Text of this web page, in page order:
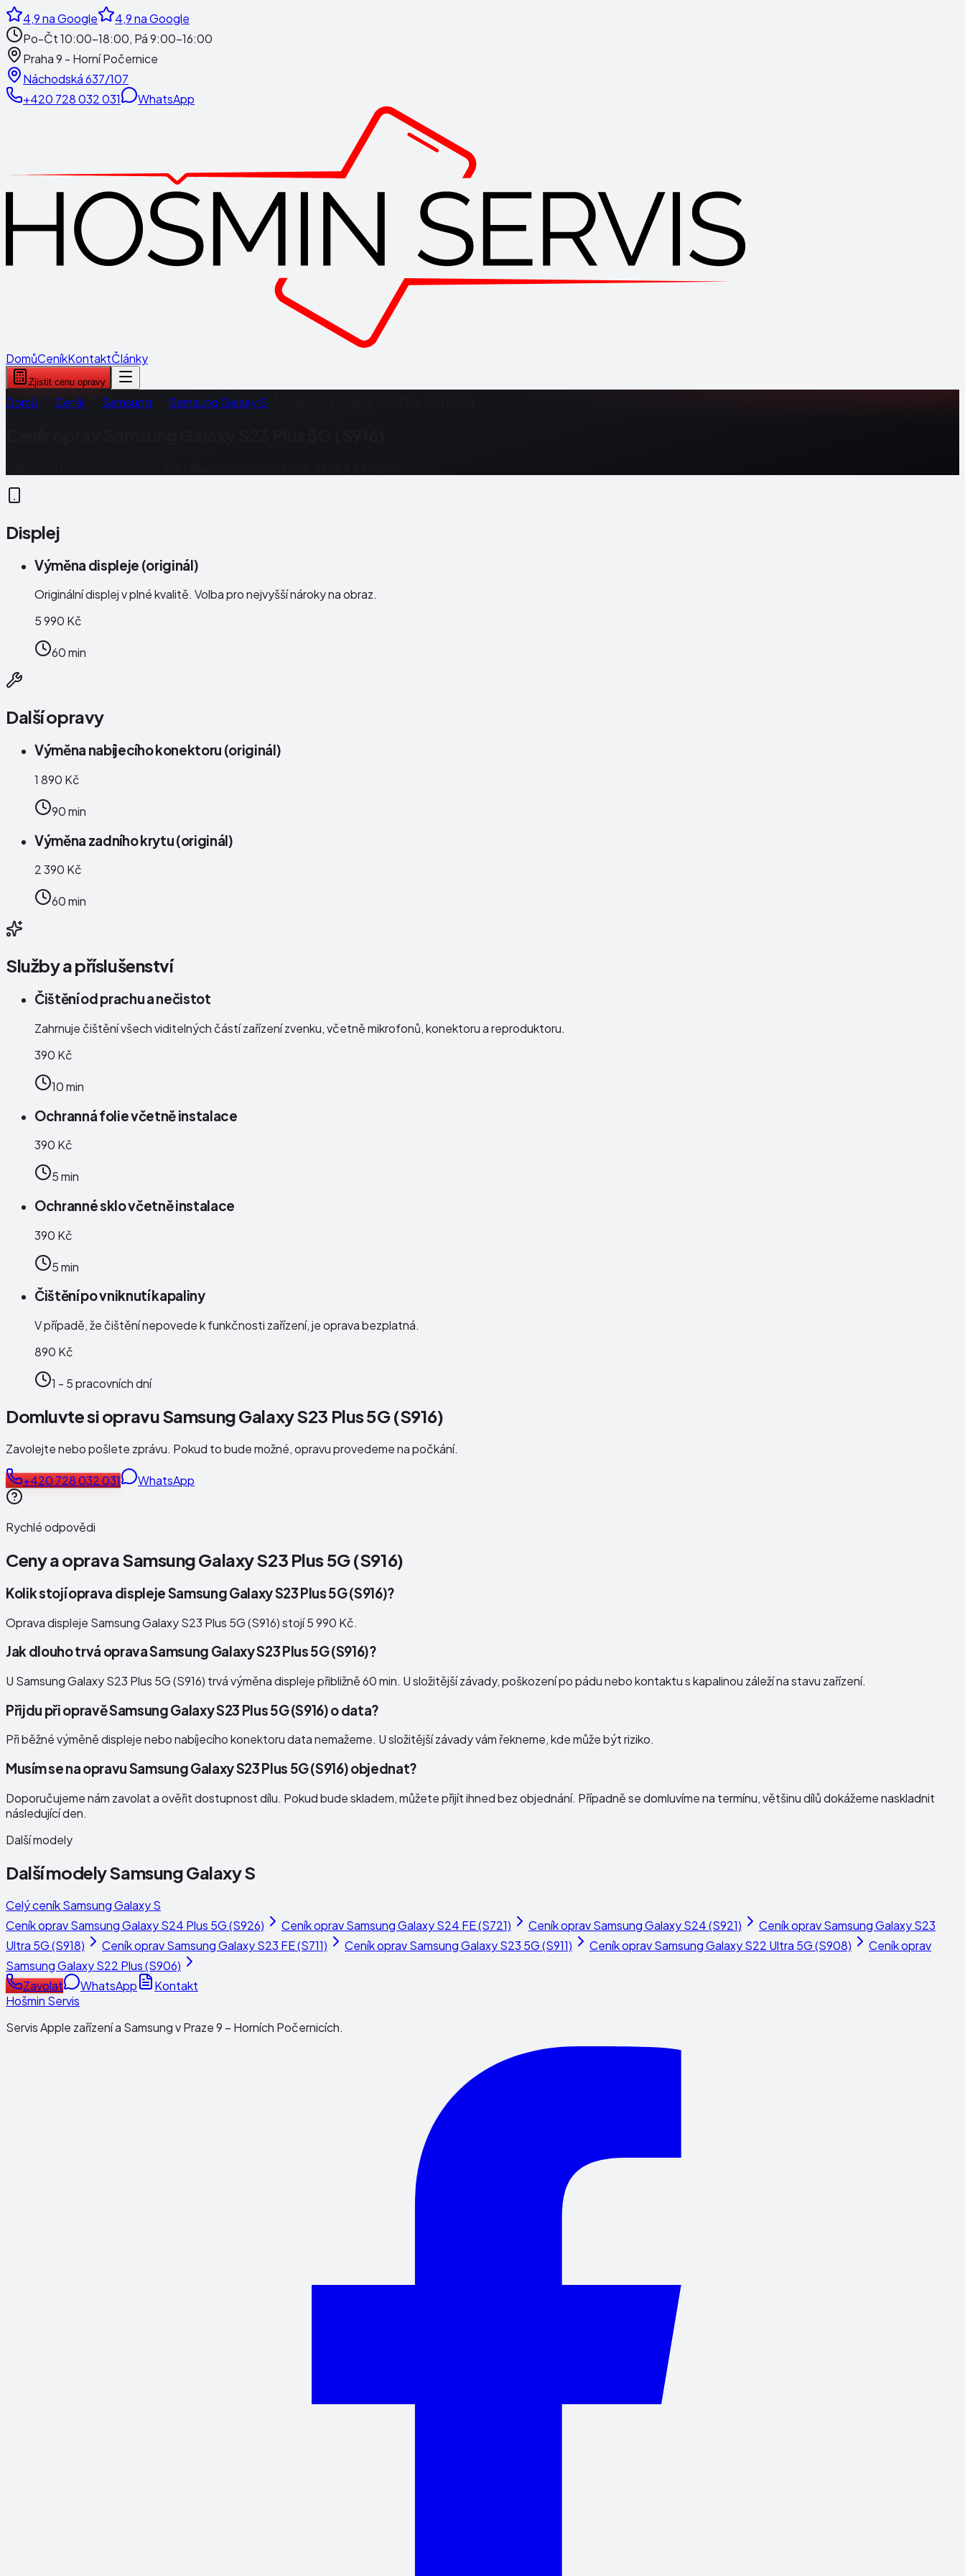
4,9na Google 4,9na Google
Po-Čt 10:00-18:00, Pá 9:00-16:00
Praha 9 - Horní Počernice
Náchodská 637/107
+420 728 032 031
WhatsApp
DomůCeníkKontaktČlánky
Zjistit cenu opravy
Domů Ceník Samsung Samsung Galaxy S
Displej
Výměna displeje (originál)
Originální displej v plné kvalitě. Volba pro nejvyšší nároky na obraz.
5 990 Kč
60 min
Další opravy
Výměna nabíjecího konektoru (originál)
1 890 Kč
90 min
Výměna zadního krytu (originál)
2 390 Kč
60 min
Služby a příslušenství
Čištění od prachu a nečistot
Zahrnuje čištění všech viditelných částí zařízení zvenku, včetně mikrofonů, konektoru a reproduktoru.
390 Kč
10 min
Ochranná folie včetně instalace
390 Kč
5 min
Ochranné sklo včetně instalace
390 Kč
5 min
Čištění po vniknutí kapaliny
V případě, že čištění nepovede k funkčnosti zařízení, je oprava bezplatná.
890 Kč
1 - 5 pracovních dní
Domluvte si opravu Samsung Galaxy S23 Plus 5G (S916)
Zavolejte nebo pošlete zprávu. Pokud to bude možné, opravu provedeme na počkání.
+420 728 032 031 WhatsApp
Rychlé odpovědi
Ceny a opravaSamsung Galaxy S23 Plus 5G (S916)
Kolik stojí oprava displeje Samsung Galaxy S23 Plus 5G (S916)?
Oprava displeje Samsung Galaxy S23 Plus 5G (S916) stojí 5 990 Kč.
Jak dlouho trvá oprava Samsung Galaxy S23 Plus 5G (S916)?
U Samsung Galaxy S23 Plus 5G (S916) trvá výměna displeje přibližně 60 min. U složitější závady, poškození po pádu nebo kontaktu s kapalinou záleží na stavu zařízení.
Přijdu při opravě Samsung Galaxy S23 Plus 5G (S916) o data?
Při běžné výměně displeje nebo nabíjecího konektoru data nemažeme. U složitější závady vám řekneme, kde může být riziko.
Musím se na opravu Samsung Galaxy S23 Plus 5G (S916) objednat?
Doporučujeme nám zavolat a ověřit dostupnost dílu. Pokud bude skladem, můžete přijít ihned bez objednání. Případně se domluvíme na termínu, většinu dílů dokážeme naskladnit
následující den.
Další modely
Další modelySamsung Galaxy S
Celý ceníkSamsung Galaxy S
Ceník opravSamsung Galaxy S24 Plus 5G (S926) Ceník opravSamsung Galaxy S24 FE (S721) Ceník opravSamsung Galaxy S24 (S921) Ceník opravSamsung Galaxy S23
Ultra 5G (S918)
Ceník opravSamsung Galaxy S23 FE (S711) Ceník opravSamsung Galaxy S23 5G (S911) Ceník opravSamsung Galaxy S22 Ultra 5G (S908)
Ceník oprav
Samsung Galaxy S22 Plus (S906)
Zavolat
WhatsApp
Kontakt
Hošmin Servis
Servis Apple zařízení a Samsung v Praze 9 – Horních Počernicích.